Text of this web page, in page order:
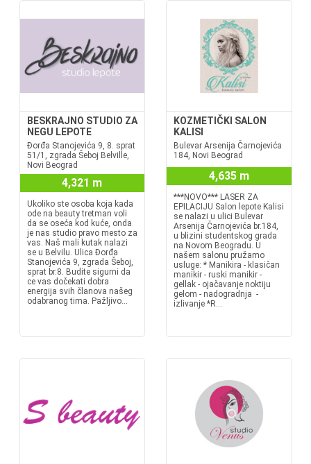
BESKRAJNO STUDIO ZA
NEGU LEPOTE
Đorđa Stanojevića 9, 8. sprat
51/1, zgrada Šeboj Belville,
Novi Beograd
4,321 m
Ukoliko ste osoba koja kada
ode na beauty tretman voli
da se oseća kod kuće, onda
je nas studio pravo mesto za
vas. Naš mali kutak nalazi
se u Belvilu. Ulica Đorđa
Stanojevića 9, zgrada Šeboj,
sprat br.8. Budite sigurni da
ce vas dočekati dobra
energija svih članova našeg
odabranog tima. Pažljivo...
KOZMETIČKI SALON
KALISI
Bulevar Arsenija Čarnojevića
184, Novi Beograd
4,635 m
***NOVO*** LASER ZA
EPILACIJU Salon lepote Kalisi
se nalazi u ulici Bulevar
Arsenija Čarnojevića br.184,
u blizini studentskog grada
na Novom Beogradu. U
našem salonu pružamo
usluge: * Manikira - klasičan
manikir - ruski manikir -
gellak - ojačavanje noktiju
gelom - nadogradnja -
izlivanje *R...